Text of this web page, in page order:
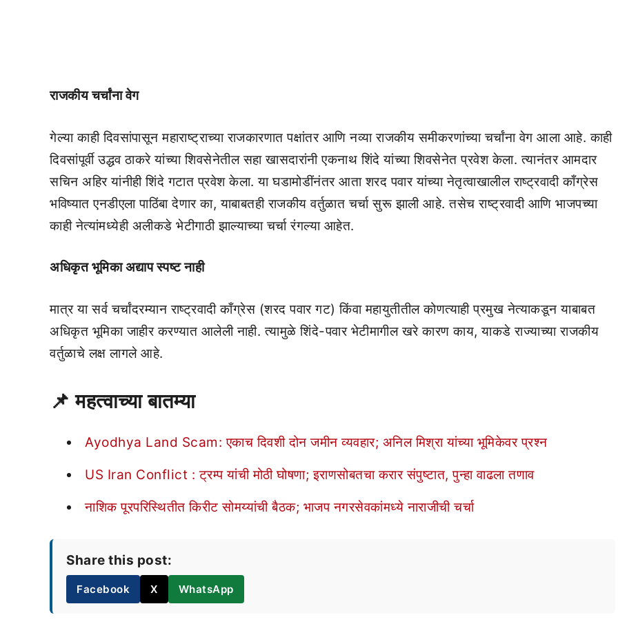
राजकीय चर्चांना वेग
गेल्या काही दिवसांपासून महाराष्ट्राच्या राजकारणात पक्षांतर आणि नव्या राजकीय समीकरणांच्या चर्चांना वेग आला आहे. काही
दिवसांपूर्वी उद्धव ठाकरे यांच्या शिवसेनेतील सहा खासदारांनी एकनाथ शिंदे यांच्या शिवसेनेत प्रवेश केला. त्यानंतर आमदार
सचिन अहिर यांनीही शिंदे गटात प्रवेश केला. या घडामोडींनंतर आता शरद पवार यांच्या नेतृत्वाखालील राष्ट्रवादी काँग्रेस
भविष्यात एनडीएला पाठिंबा देणार का, याबाबतही राजकीय वर्तुळात चर्चा सुरू झाली आहे. तसेच राष्ट्रवादी आणि भाजपच्या
काही नेत्यांमध्येही अलीकडे भेटीगाठी झाल्याच्या चर्चा रंगल्या आहेत.
अधिकृत भूमिका अद्याप स्पष्ट नाही
मात्र या सर्व चर्चांदरम्यान राष्ट्रवादी काँग्रेस (शरद पवार गट) किंवा महायुतीतील कोणत्याही प्रमुख नेत्याकडून याबाबत
अधिकृत भूमिका जाहीर करण्यात आलेली नाही. त्यामुळे शिंदे-पवार भेटीमागील खरे कारण काय, याकडे राज्याच्या राजकीय
वर्तुळाचे लक्ष लागले आहे.
📌महत्वाच्या बातम्या
Ayodhya Land Scam: एकाच दिवशी दोन जमीन व्यवहार; अनिल मिश्रा यांच्या भूमिकेवर प्रश्न
US Iran Conflict : ट्रम्प यांची मोठी घोषणा; इराणसोबतचा करार संपुष्टात, पुन्हा वाढला तणाव
नाशिक पूरपरिस्थितीत किरीट सोमय्यांची बैठक; भाजप नगरसेवकांमध्ये नाराजीची चर्चा
Share this post:
Facebook X WhatsApp